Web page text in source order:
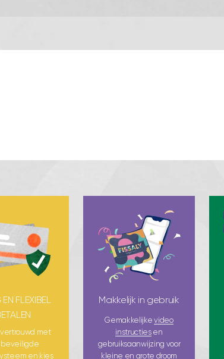
EN FLEXIBEL
met
beveiligde
en kies
Makkelijk in gebruik
Gemakkelijkevideo
instructiesen
gebruiksaanwijzing voor
kleine en grote droom